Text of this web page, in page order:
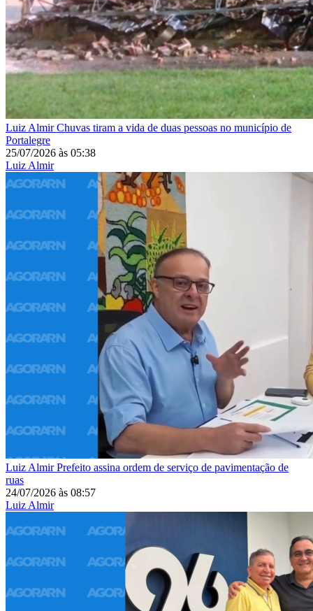
Luiz AlmirChuvas tiram a vida de duas pessoas no município de
Portalegre
25/07/2026 às 05:38
Luiz Almir
Luiz AlmirPrefeito assina ordem de serviço de pavimentação de
ruas
24/07/2026 às 08:57
Luiz Almir